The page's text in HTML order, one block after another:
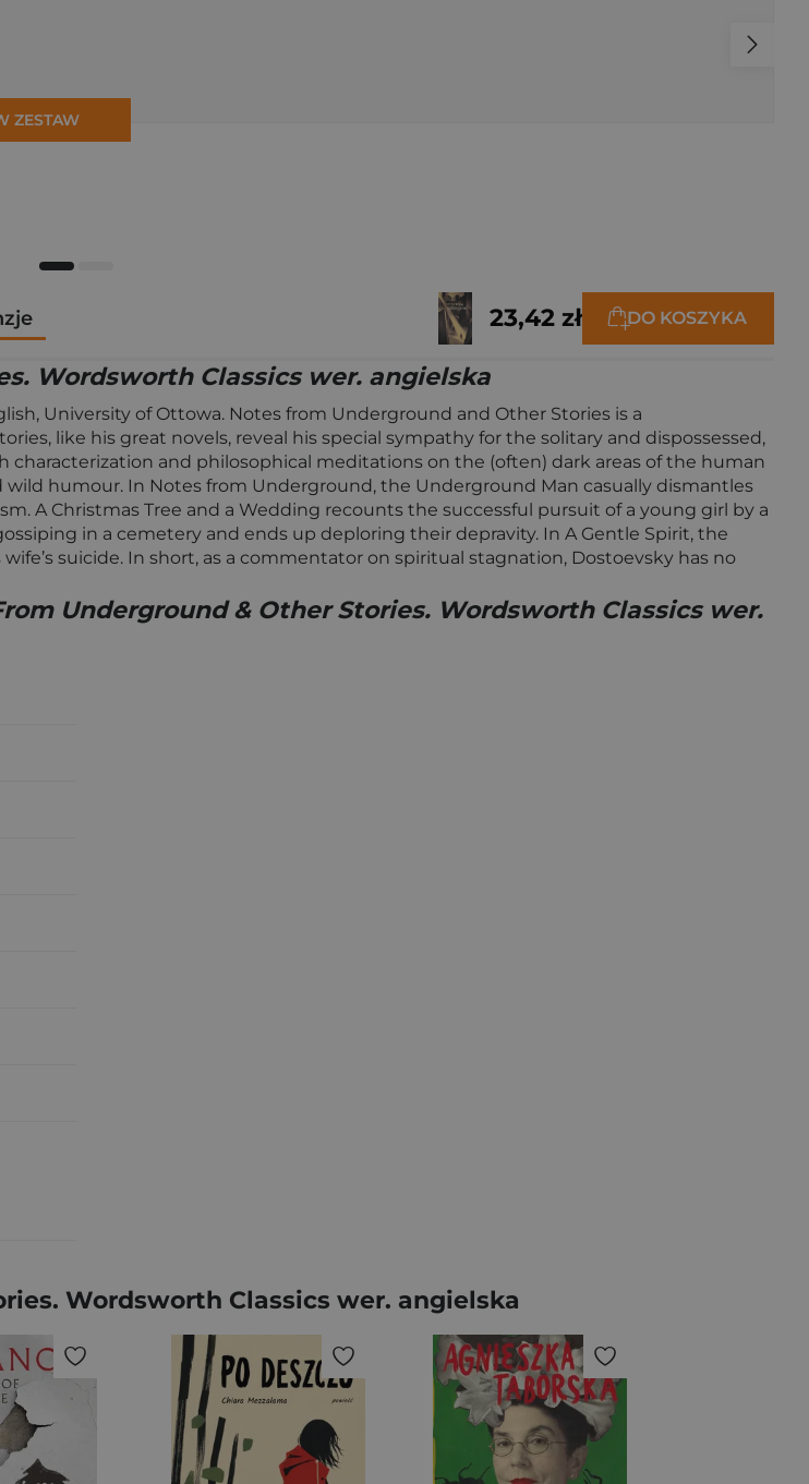
ZESTAW
23,42 zł DO KOSZYKA
Wordsworth Classics wer. angielska
University of Ottowa. Notes from Underground and Other Stories is a
like his great novels, reveal his special sympathy for the solitary and dispossessed,
and philosophical meditations on the (often) dark areas of the human
humour. In Notes from Underground, the Underground Man casually dismantles
A Christmas Tree and a Wedding recounts the successful pursuit of a young girl by a
in a cemetery and ends up deploring their depravity. In A Gentle Spirit, the
suicide. In short, as a commentator on spiritual stagnation, Dostoevsky has no
Underground & Other Stories. Wordsworth Classics wer.
Wordsworth Classics wer. angielska